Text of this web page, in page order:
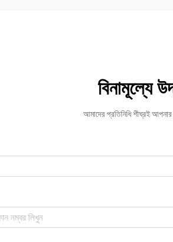
বিনামূল্যে
আমাদের প্রতিনিধি শীঘ্রই